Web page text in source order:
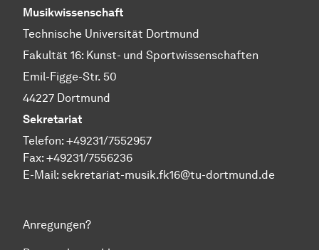
Musikwissenschaft
Technische Universität Dortmund
Fakultät 16: Kunst- und Sportwissenschaften
Emil-Figge-Str. 50
44227 Dortmund
Sekretariat
Telefon: +49231/7552957
Fax: +49231/7556236
E-Mail: sekretariat-musik.fk16@tu-dortmund.de
Anregungen?